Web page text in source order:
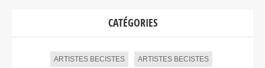
CATÉGORIES
ARTISTES BECISTES ARTISTES BECISTES